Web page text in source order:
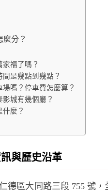
麼分？
福了嗎？
是幾點到幾點？
嗎？停車費怎麼算？
城有幾個廳？
麼？
與歷史沿革
德區大同路三段 755 號